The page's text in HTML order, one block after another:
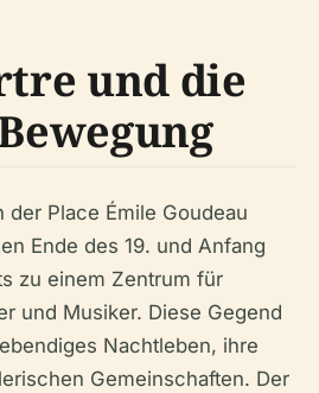
und die
Place Émile Goudeau
Ende des 19. und Anfang
zu einem Zentrum für
und Musiker. Diese Gegend
Nachtleben, ihre
Gemeinschaften. Der